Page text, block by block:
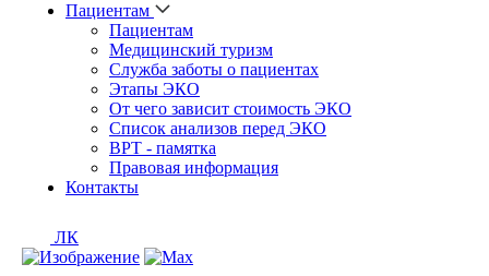
Пациентам
Пациентам
Медицинский туризм
Служба заботы о пациентах
Этапы ЭКО
От чего зависит стоимость ЭКО
Список анализов перед ЭКО
ВРТ - памятка
Правовая информация
Контакты
ЛК